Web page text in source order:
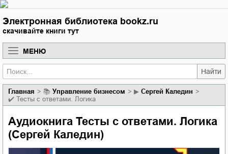
Электронная библиотека bookz.ru
скачивайте книги тут
МЕНЮ
Найти
Главная 📚 управление бизнесом ▶ Сергей Каледин
✔️ Тесты с ответами. Логика
Аудиокнига Тесты с ответами. Логика
(Сергей Каледин)